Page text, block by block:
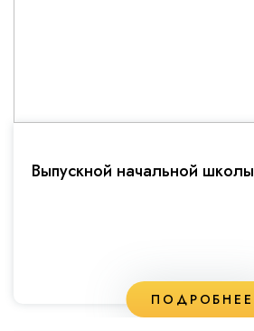
Выпускной начальной школы
ПОДРОБНЕЕ